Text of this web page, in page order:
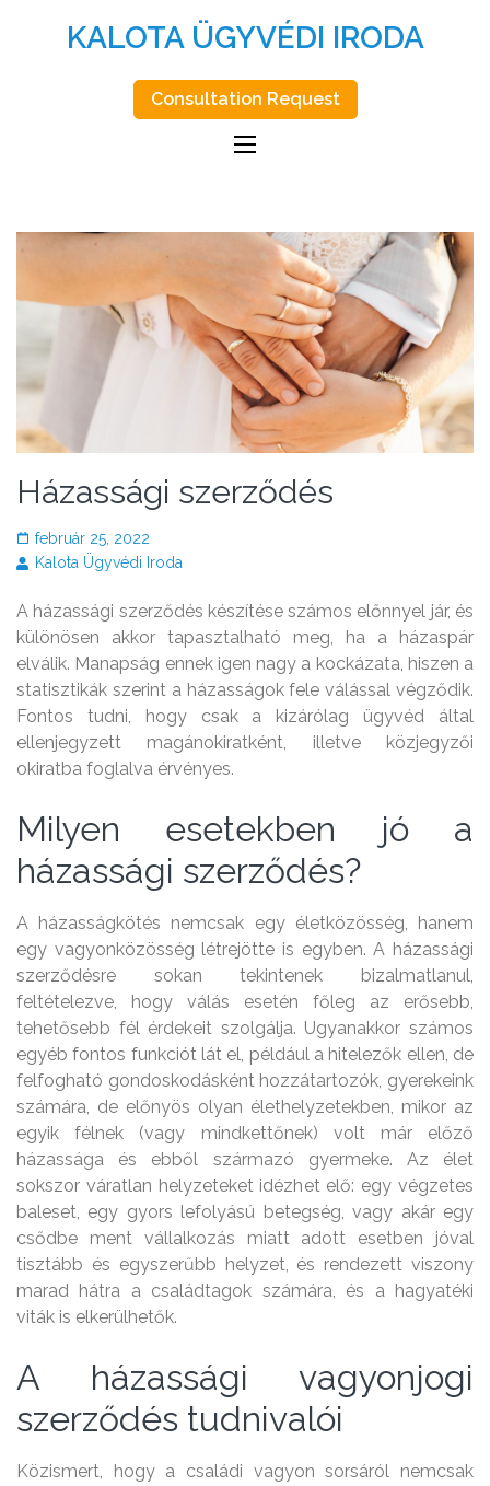
KALOTA ÜGYVÉDI IRODA
Consultation Request
Házassági szerződés
február 25, 2022
Kalota Ügyvédi Iroda
A házassági szerződés készítése számos előnnyel jár, és
különösen akkor tapasztalható meg, ha a házaspár
elválik. Manapság ennek igen nagy a kockázata, hiszen a
statisztikák szerint a házasságok fele válással végződik.
Fontos tudni, hogy csak a kizárólag ügyvéd által
ellenjegyzett magánokiratként, illetve közjegyzői
okiratba foglalva érvényes.
Milyen esetekben jó a
házassági szerződés?
A házasságkötés nemcsak egy életközösség, hanem
egy vagyonközösség létrejötte is egyben. A házassági
szerződésre sokan tekintenek bizalmatlanul,
feltételezve, hogy válás esetén főleg az erősebb,
tehetősebb fél érdekeit szolgálja. Ugyanakkor számos
egyéb fontos funkciót lát el, például a hitelezők ellen, de
felfogható gondoskodásként hozzátartozók, gyerekeink
számára, de előnyös olyan élethelyzetekben, mikor az
egyik félnek (vagy mindkettőnek) volt már előző
házassága és ebből származó gyermeke. Az élet
sokszor váratlan helyzeteket idézhet elő: egy végzetes
baleset, egy gyors lefolyású betegség, vagy akár egy
csődbe ment vállalkozás miatt adott esetben jóval
tisztább és egyszerűbb helyzet, és rendezett viszony
marad hátra a családtagok számára, és a hagyatéki
viták is elkerülhetők.
A házassági vagyonjogi
szerződés tudnivalói
Közismert, hogy a családi vagyon sorsáról nemcsak